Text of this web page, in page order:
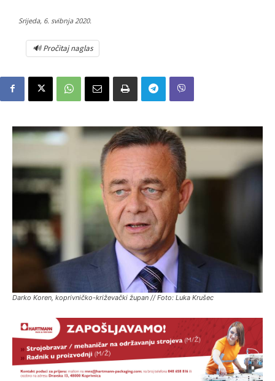
Srijeda, 6. svibnja 2020.
🔊 Pročitaj naglas
Darko Koren, koprivničko-križevački župan // Foto: Luka Krušec